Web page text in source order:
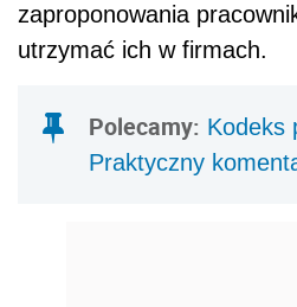
zaproponowania
utrzymać ich w firmach.
Polecamy: Kodeks
Praktyczny